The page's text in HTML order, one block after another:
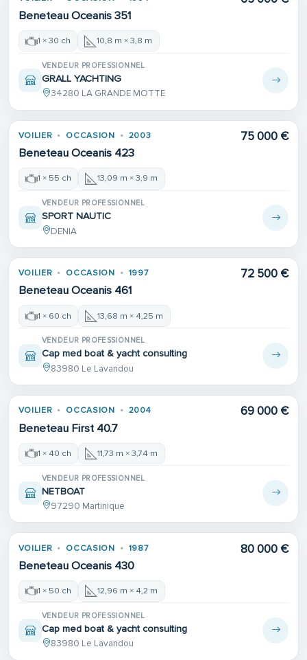
Beneteau Oceanis 351
1 × 30 ch 10,8 m × 3,8 m
VENDEUR PROFESSIONNEL
GRALL YACHTING
34280 LA GRANDE MOTTE
VOILIER OCCASION 2003
Beneteau Oceanis 423
75 000 €
1 × 55 ch 13,09 m × 3,9 m
VENDEUR PROFESSIONNEL
SPORT NAUTIC
DENIA
VOILIER OCCASION 1997
Beneteau Oceanis 461
72 500 €
1 × 60 ch 13,68 m × 4,25 m
VENDEUR PROFESSIONNEL
Cap med boat & yacht consulting
83980 Le Lavandou
VOILIER OCCASION 2004
Beneteau First 40.7
69 000 €
1 × 40 ch 11,73 m × 3,74 m
VENDEUR PROFESSIONNEL
NETBOAT
97290 Martinique
VOILIER OCCASION 1987
Beneteau Oceanis 430
80 000 €
1 × 50 ch 12,96 m × 4,2 m
VENDEUR PROFESSIONNEL
Cap med boat & yacht consulting
83980 Le Lavandou